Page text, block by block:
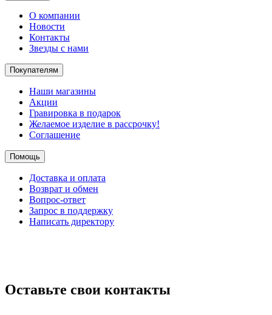
О компании
Новости
Контакты
Звезды с нами
Покупателям
Наши магазины
Акции
Гравировка в подарок
Желаемое изделие в рассрочку!
Соглашение
Помощь
Доставка и оплата
Возврат и обмен
Вопрос-ответ
Запрос в поддержку
Написать директору
Оставьте свои контакты